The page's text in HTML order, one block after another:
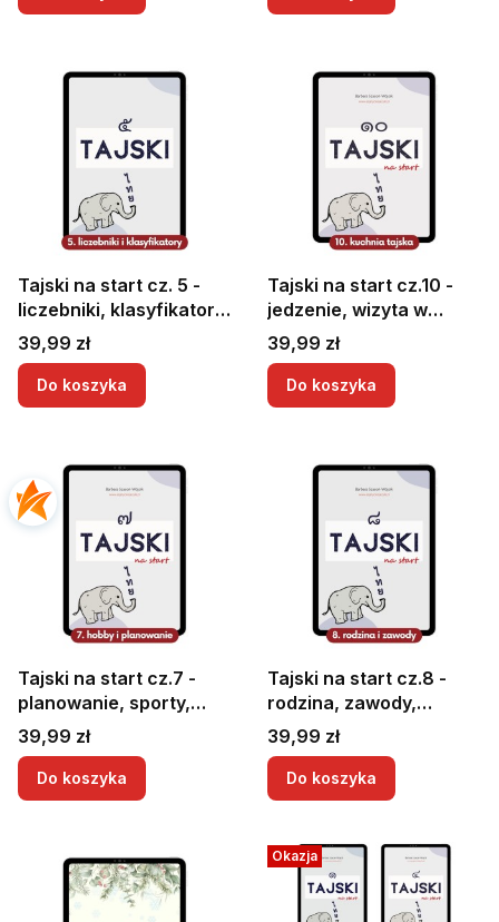
Tajski na start cz. 5 -
liczebniki, klasyfikatory
i godziny w języku
tajskim, czyli wszystko
o tajskim systemie
liczbowym
Cena
39,99 zł
Do koszyka
Tajski na start cz.10 -
jedzenie, wizyta w
restauracji
Cena
39,99 zł
Do koszyka
Tajski na start cz.7 -
planowanie, sporty,
aktywności,
podróżowanie po
Tajlandii
Cena
39,99 zł
Do koszyka
Tajski na start cz.8 -
rodzina, zawody,
pytanie o wiek i hobby +
5 czytanek
Cena
39,99 zł
Do koszyka
Okazja